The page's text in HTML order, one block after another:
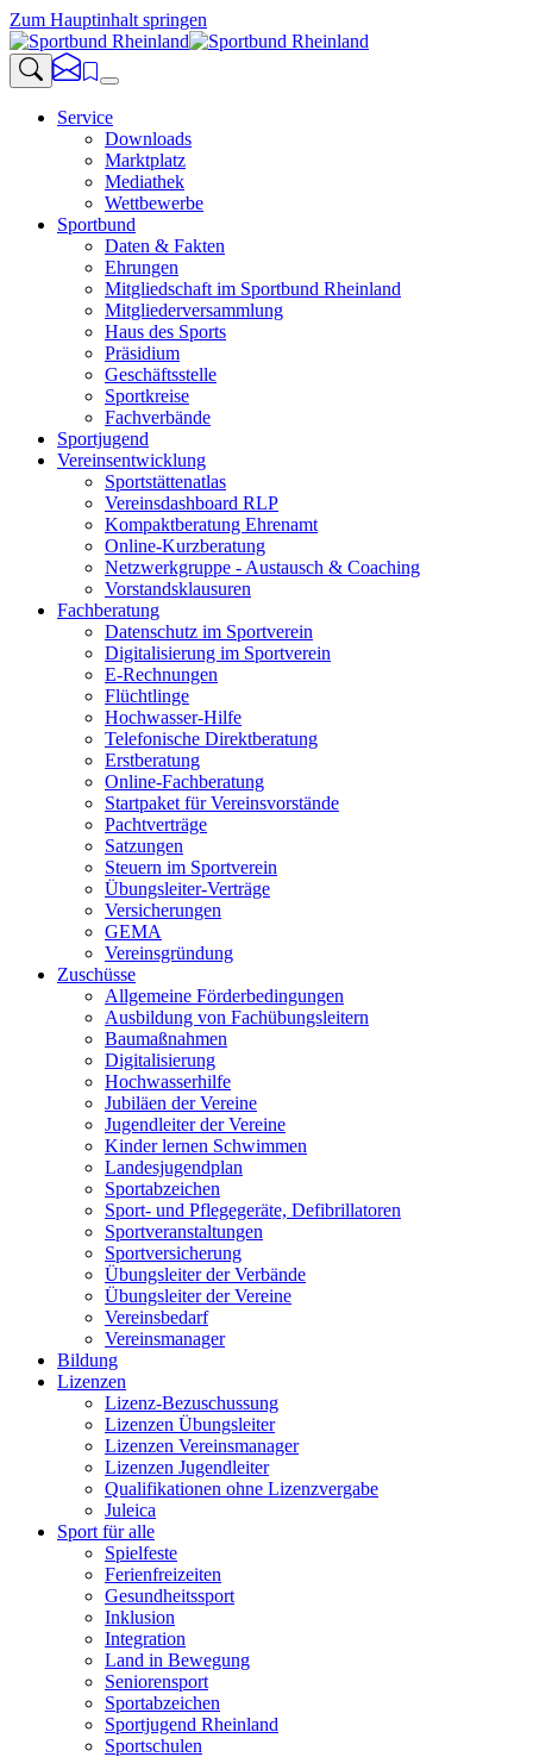
Zum Hauptinhalt springen
Service
Downloads
Marktplatz
Mediathek
Wettbewerbe
Sportbund
Daten & Fakten
Ehrungen
Mitgliedschaft im Sportbund Rheinland
Mitgliederversammlung
Haus des Sports
Präsidium
Geschäftsstelle
Sportkreise
Fachverbände
Sportjugend
Vereinsentwicklung
Sportstättenatlas
Vereinsdashboard RLP
Kompaktberatung Ehrenamt
Online-Kurzberatung
Netzwerkgruppe - Austausch & Coaching
Vorstandsklausuren
Fachberatung
Datenschutz im Sportverein
Digitalisierung im Sportverein
E-Rechnungen
Flüchtlinge
Hochwasser-Hilfe
Telefonische Direktberatung
Erstberatung
Online-Fachberatung
Startpaket für Vereinsvorstände
Pachtverträge
Satzungen
Steuern im Sportverein
Übungsleiter-Verträge
Versicherungen
GEMA
Vereinsgründung
Zuschüsse
Allgemeine Förderbedingungen
Ausbildung von Fachübungsleitern
Baumaßnahmen
Digitalisierung
Hochwasserhilfe
Jubiläen der Vereine
Jugendleiter der Vereine
Kinder lernen Schwimmen
Landesjugendplan
Sportabzeichen
Sport- und Pflegegeräte, Defibrillatoren
Sportveranstaltungen
Sportversicherung
Übungsleiter der Verbände
Übungsleiter der Vereine
Vereinsbedarf
Vereinsmanager
Bildung
Lizenzen
Lizenz-Bezuschussung
Lizenzen Übungsleiter
Lizenzen Vereinsmanager
Lizenzen Jugendleiter
Qualifikationen ohne Lizenzvergabe
Juleica
Sport für alle
Spielfeste
Ferienfreizeiten
Gesundheitssport
Inklusion
Integration
Land in Bewegung
Seniorensport
Sportabzeichen
Sportjugend Rheinland
Sportschulen